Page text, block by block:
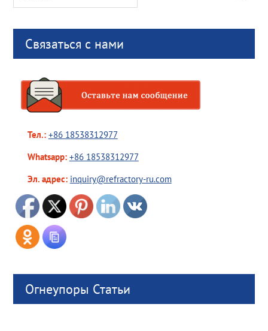
Связаться с нами
Тел.: +86 18538312977
Whatsapp: +86 18538312977
Эл. адрес: inquiry@refractory-ru.com
Огнеупоры Статьи